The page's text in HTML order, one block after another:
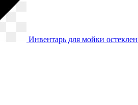
Инвентарь для мойки